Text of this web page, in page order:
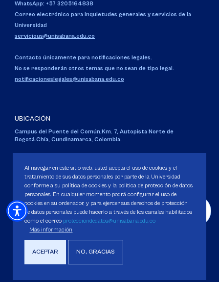
WhatsApp: +57 3205164838
Correo electrónico para inquietudes generales y servicios de la
Universidad
servicious@unisabana.edu.co
Contacto únicamente para notificaciones legales.
No se responderán otros temas que no sean de tipo legal.
notificacioneslegales@unisabana.edu.co
UBICACIÓN
Campus del Puente del Común,Km. 7, Autopista Norte de
Bogotá.Chía, Cundinamarca, Colombia.
Personería Jurídica:Resolución 130 del 14 de enero de 1980.
Ministerio de Educación Nacional.
Política de Protección de datos
Derechos Pecuniarios
Al navegar en este sitio web, usted acepta el uso de cookies y el
tratamiento de sus datos personales por parte de la Universidad
conforme a su política de cookies y la política de protección de datos
personales. En cualquier momento podrá configurar el uso de
cookies en su ordenador, y para ejercer sus derechos de protección
de datos personales puede hacerlo a través de los canales habilitados
como el correo protecciondedatos@unisabana.edu.co
Más información
ACEPTAR NO, GRACIAS